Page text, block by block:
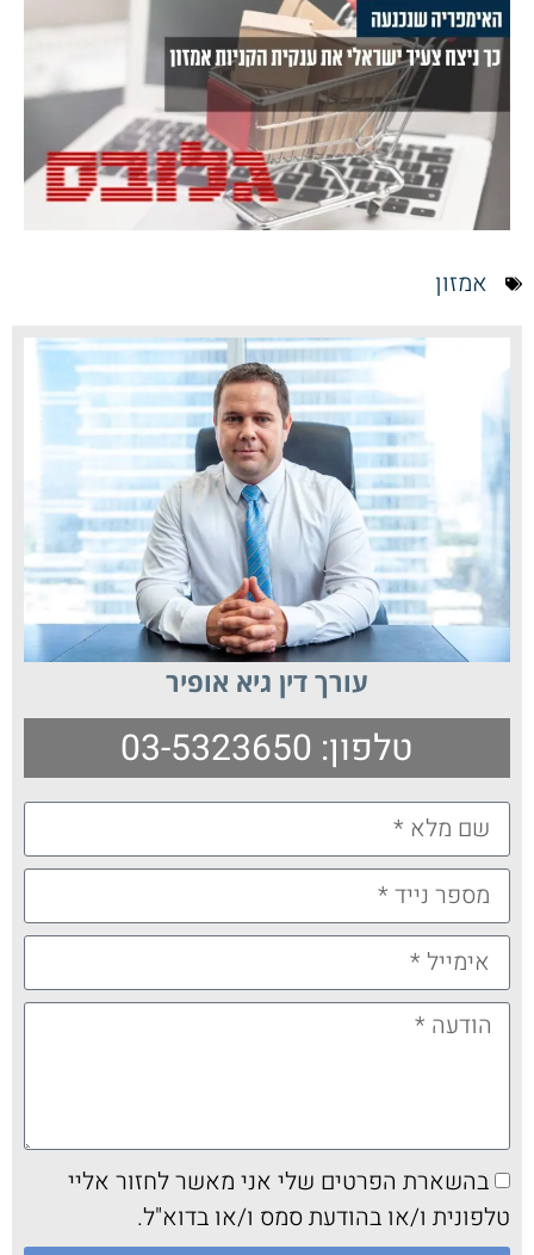
אמזון
עורך דין גיא אופיר
טלפון: 03-5323650
בהשארת הפרטים שלי אני מאשר לחזור אליי
טלפונית ו/או בהודעת סמס ו/או בדוא"ל.